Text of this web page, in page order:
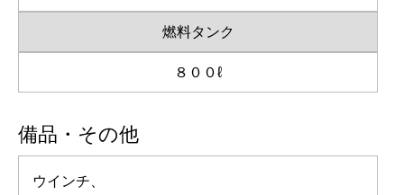
燃料タンク
８００ℓ
備品・その他
ウインチ、